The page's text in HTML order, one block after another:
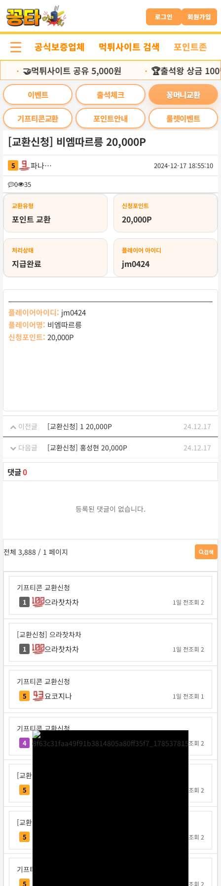
문
로
로그인 회원가입
공식보증업체 먹튀사이트 검색 포인트존
🤝먹튀사이트 공유 5,000원 🏆출석왕 상금 100
이벤트 출석체크 꽁머니교환
기프티콘교환 포인트안내 룰렛이벤트
[교환신청] 비엠따르릉 20,000P
5 파나메라
2024-12-17 18:55:10
0
35
록
교환유형
포인트 교환
신청포인트
20,000P
처리상태
지급완료
플레이어 아이디
jm0424
플레이어아이디: jm0424
플레이어명: 비엠따르릉
신청포인트: 20,000P
이전글 [교환신청] 1 20,000P 24.12.17
다음글 [교환신청] 홍성현 20,000P 24.12.17
댓글0
등록된 댓글이 없습니다.
전체 3,888 / 1 페이지 검색
게
판
검
기프티콘 교환신청
1 으라찻차차 1일 전조회 2
[교환신청] 으라찻차차
1 으라찻차차 1일 전조회 2
기프티콘 교환신청
5 요코지나 1일 전조회 1
기프티콘 교환신청
4 불타는고구마 1일 전조회 2
[교환신청] 다또속
5 조회 2
[교환신청] 일구쏙이구팅
5 조회 2
기프티콘 교환신청
5 조회 2